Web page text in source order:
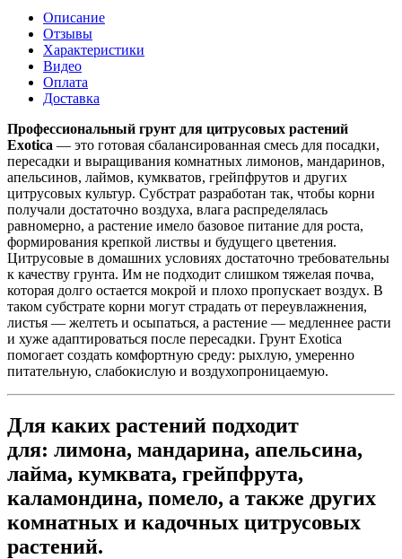
Описание
Отзывы
Характеристики
Видео
Оплата
Доставка
Профессиональный грунт для цитрусовых растений
Exotica — это готовая сбалансированная смесь для посадки,
пересадки и выращивания комнатных лимонов, мандаринов,
апельсинов, лаймов, кумкватов, грейпфрутов и других
цитрусовых культур. Субстрат разработан так, чтобы корни
получали достаточно воздуха, влага распределялась
равномерно, а растение имело базовое питание для роста,
формирования крепкой листвы и будущего цветения.
Цитрусовые в домашних условиях достаточно требовательны
к качеству грунта. Им не подходит слишком тяжелая почва,
которая долго остается мокрой и плохо пропускает воздух. В
таком субстрате корни могут страдать от переувлажнения,
листья — желтеть и осыпаться, а растение — медленнее расти
и хуже адаптироваться после пересадки. Грунт Exotica
помогает создать комфортную среду: рыхлую, умеренно
питательную, слабокислую и воздухопроницаемую.
Для каких растений подходит
для: лимона, мандарина, апельсина,
лайма, кумквата, грейпфрута,
каламондина, помело, а также других
комнатных и кадочных цитрусовых
растений.